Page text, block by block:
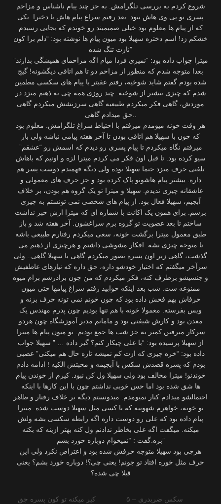
شروع کردم به بررسی تلگرامش. به جز چند پیام ناشناس و مزاحم
پسری تو پی وی هاش نبود. بعد رفتم سراغ پیام هاش با دخترا. یکی
که از پیام ها معلوم بود خیلی صمیمیند رو خوندم که بجایی رسیدم
خشکم زد! اسم دختره سهیلا بود میون پیام ها نوشته بود: “دلم برا کون
نازت تنگ شده”
میترا جواب داده بود: “نمیری فردا میام اگه مزاحمای همیشگی بذارند”
بعدا متوجه شدم که منظور از مزاحم دو تا هم اتاقی دیگشونه! گیج
شده بودم گفتم شاید شوخیه، رفتم عقبتر با پیام های سکسی مطمین
شدم که چیزی بیشتر از شوخیه. چند روزی همه چی به ذهنم میزد در
موردش، گاهی فکر میکردم طبیعیه گاهی سرزنشش میکردم گاهی
هر وقت خونه میومدم میرفتم با احتیاط سراغ تلگرامش. معلوم بود
که چون با سهیلا هم اتاقی بودن تا آخر هفته پیامی نباشه ولی باز
میرفتم نگاه میکردم تا پیام پسری رو دیدم که اسمش رو “عشقم”
سیو کرده بود. تا قبل اون فکر می کردم میترا لزه و اونیم که باهاش
تلفنی حرف میزد حتما سهیلا بوده ولی دیگه فهمیدم دوست پسر هم
داره. بیشتر پیام هاشونو پاک کرده بود و جز حرف های معمولی و
عاشقانه چیزی ندیدم. سهیلا و میترا تو یک گروه هم بودن، بر خلاف
آبجیم، سهیلا فعال بود. از پیام های شخصی نمی تونستم به چیزی
برسم. برای همون یک اکانت با شماره ای که میترا ازش خبر نداشت
ساختم تا بعد عضویت تو گروه برم سراغشون. آخر هفته شد و باز
طبق معمول میترا برگشت خونه، سعی میکردم رفتارم طبیعی باشه
تا متوجه چیزی نشه. افکار مشوشی داشتم و هرچیزی از ذهنم می
گذشت، گاهی زیر اون پسره تصور میکردم گاهی با سهیلا گاهی.. ولی
سرآخر میگفتم که اختیار خودشو داره، حق داره که نیازهای عاطفیش
و جنسیشو برطرف کنه، فکر میکردم که من چون برادرشم برام میوه
ممنوعه ست. شب بعد اینکه خوابید رفتم سراغ پیامها حتی میون
حرفاش بهم فحش داده بود که چون خونم نمی تونه حرف بزنه و
ویس بفرسته. معمولا خونه با هم تنها بودیم چون پدرم مهندس یک
معدن بود و کارش شیفتی بود و مامانم مدیر آموزشگاه چون هردو
سرکار میرفتن کمتر به جز شب ها جمع بودیم. تو میون پیام ها میترا
از سهیلا پرسیده بود: “با علی چیکار کنم؟ گیر داده … ” سهیلا جواب
داده بود: “خره چیزی که ازت کم نمیشه تازه حال هم میکنی” عصبی
بودم که پسره قصدش سکس با آبجیمه و محبتش الکیه ! ادامه دادم
خوندنو! میترا مخالف بود ولی سهیلا ول کن نبود. کیرم از خوندن پیام
ها شق شده بود اما حس خوبی نداشتم چون با این کارها با اینکه
احتمالشو میدادم کنار نمیومدم. میدونستم دیگه بر خلاف رفتار و ظاهر
تو خونه، خواهرم شهوتیه که با کسی مثل سهیلا دوست شده. میترا
پیام داده بود که علی رو دوست داره اگه رابطه سکسی بشه ولش
میکنه. میگفت اگه علی بخاطر ندادنم ول کنه بهتر ازینه که بکنه
بره.گفت : “نمیخوام دوباره خورد بشم”
هرچی بود سهیلا متوجه حرفش شده بود و اعتراض نکرد ولی این
حرف مثل خوره افتاد تو جونم! یعنی چی؟! دوباره خورد بشم؟ یعنی
قبلا چی شده؟
کیر میکنه تو کون پسره جق
سکس ضربدری – ۵